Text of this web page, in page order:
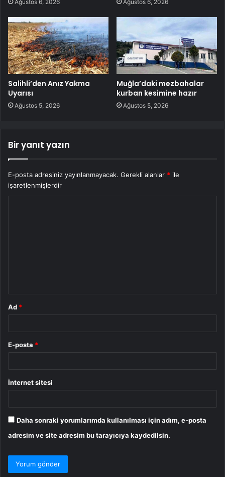
Ağustos 6, 2026 Ağustos 6, 2026
Salihli’den Anız Yakma
Uyarısı
Ağustos 5, 2026
Muğla’daki mezbahalar
kurban kesimine hazır
Ağustos 5, 2026
Bir yanıt yazın
E-posta adresiniz yayınlanmayacak. Gerekli alanlar * ile
işaretlenmişlerdir
Ad *
E-posta *
İnternet sitesi
Daha sonraki yorumlarımda kullanılması için adım, e-posta
adresim ve site adresim bu tarayıcıya kaydedilsin.